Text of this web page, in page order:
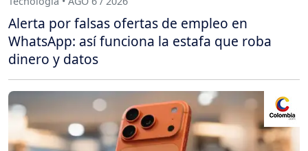
Alerta por falsas ofertas de empleo en
WhatsApp: así funciona la estafa que roba
dinero y datos